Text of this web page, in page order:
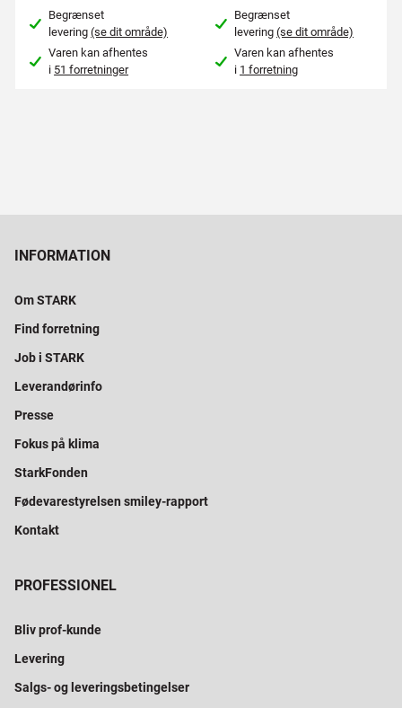
Begrænset
levering(se dit område)
Varen kan afhentes
i 51 forretninger
Begrænset
levering(se dit område)
Varen kan afhentes
i 1 forretning
INFORMATION
Om STARK
Find forretning
Job i STARK
Leverandørinfo
Presse
Fokus på klima
StarkFonden
Fødevarestyrelsen smiley-rapport
Kontakt
PROFESSIONEL
Bliv prof-kunde
Levering
Salgs- og leveringsbetingelser